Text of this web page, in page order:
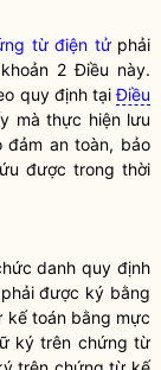
từ điện tửphải
2 Điều này.
quy định tạiĐiều
mà thực hiện lưu
đảm an toàn, bảo
được trong thời
danh quy định
được ký bằng
kế toánbằng mực
ký trên chứng từ